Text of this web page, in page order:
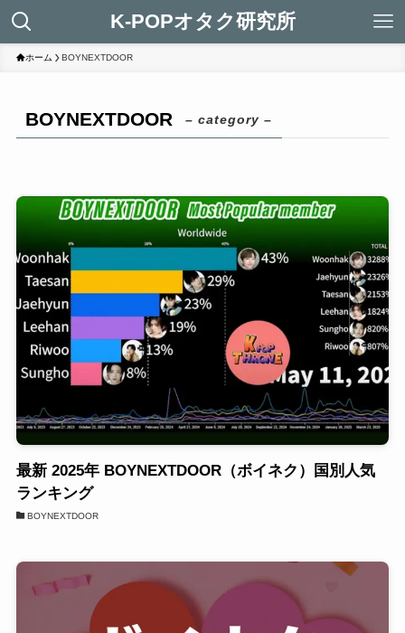
K-POPオタク研究所
ホーム BOYNEXTDOOR
BOYNEXTDOOR – category –
最新 2025年 BOYNEXTDOOR（ボイネク）国別人気
ランキング
BOYNEXTDOOR